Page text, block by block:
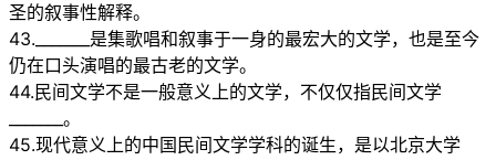
圣的叙事性解释。
43._______是集歌唱和叙事于一身的最宏大的文学，也是至今
仍在口头演唱的最古老的文学。
44.民间文学不是一般意义上的文学，不仅仅指民间文学
_______。
45.现代意义上的中国民间文学学科的诞生，是以北京大学